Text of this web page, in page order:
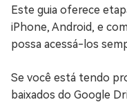
Este guia oferece
iPhone, Android, e
possa acessá-los
Se você está tendo
baixados do Google